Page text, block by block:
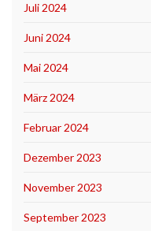
Juli 2024
Juni 2024
Mai 2024
März 2024
Februar 2024
Dezember 2023
November 2023
September 2023